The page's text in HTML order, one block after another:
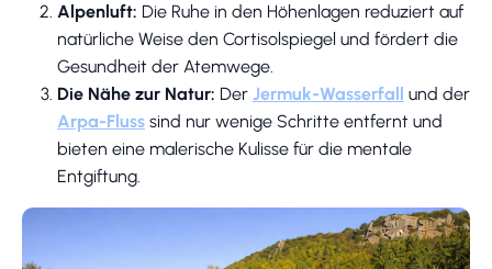
Alpenluft: Die Ruhe in den Höhenlagen reduziert auf
natürliche Weise den Cortisolspiegel und fördert die
Gesundheit der Atemwege.
Die Nähe zur Natur: Der Jermuk-Wasserfall und der
Arpa-Fluss sind nur wenige Schritte entfernt und
bieten eine malerische Kulisse für die mentale
Entgiftung.